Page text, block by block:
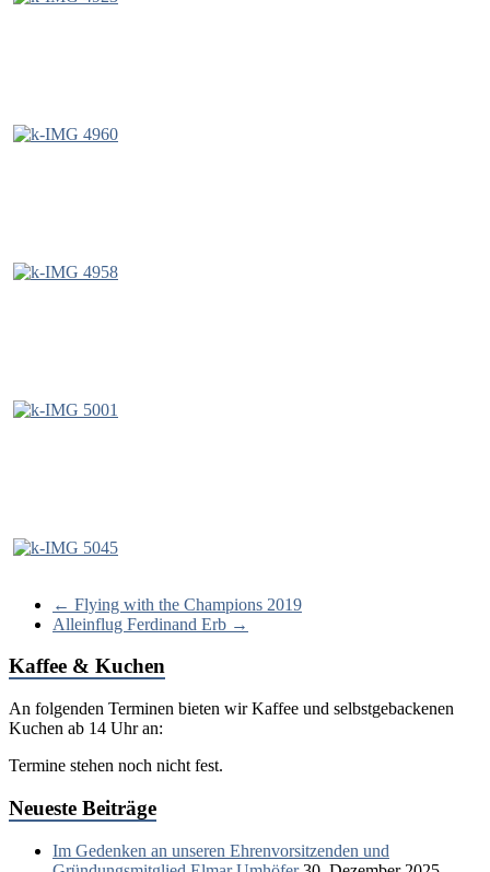
← Flying with the Champions 2019
Alleinflug Ferdinand Erb →
Kaffee & Kuchen
An folgenden Terminen bieten wir Kaffee und selbstgebackenen
Kuchen ab 14 Uhr an:
Termine stehen noch nicht fest.
Neueste Beiträge
Im Gedenken an unseren Ehrenvorsitzenden und